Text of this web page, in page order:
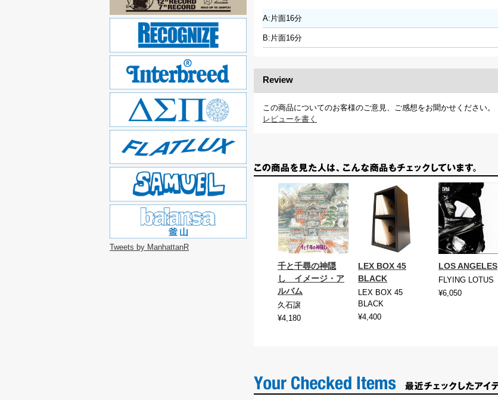
Tweets by ManhattanR
A:片面16分
B:片面16分
Review
この商品についてのお客様のご意見、ご感想をお聞かせください。
レビューを書く
千と千尋の神隠
し イメージ・ア
ルバム
久石譲
¥4,180
LEX BOX 45
BLACK
LEX BOX 45
BLACK
¥4,400
LOS ANGELES
FLYING LOTUS
¥6,050